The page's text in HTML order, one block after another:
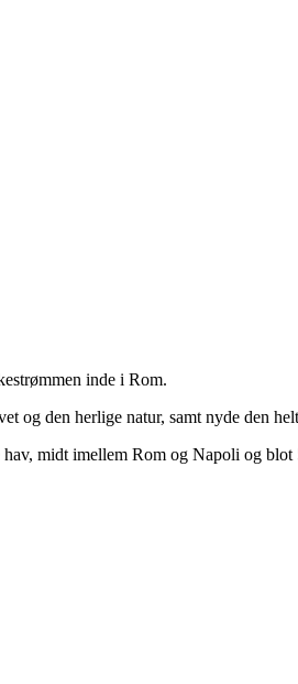
inde i Rom.
og den herlige natur, samt nyde den
midt imellem Rom og Napoli og blot